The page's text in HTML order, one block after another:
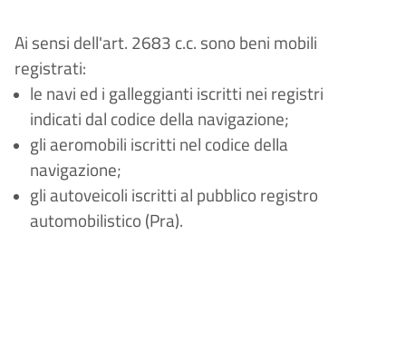
Ai sensi dell'art. 2683 c.c. sono beni mobili
registrati:
le navi ed i galleggianti iscritti nei registri
indicati dal codice della navigazione;
gli aeromobili iscritti nel codice della
navigazione;
gli autoveicoli iscritti al pubblico registro
automobilistico (Pra).